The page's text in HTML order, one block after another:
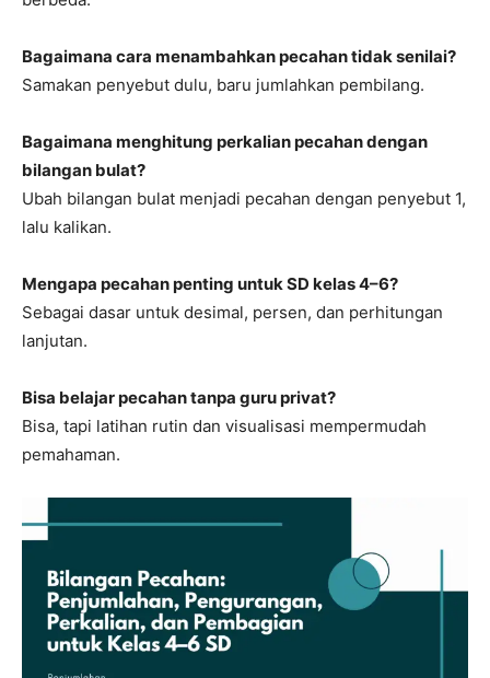
Bagaimana cara menambahkan pecahan tidak senilai?
Samakan penyebut dulu, baru jumlahkan pembilang.
Bagaimana menghitung perkalian pecahan dengan
bilangan bulat?
Ubah bilangan bulat menjadi pecahan dengan penyebut 1,
lalu kalikan.
Mengapa pecahan penting untuk SD kelas 4–6?
Sebagai dasar untuk desimal, persen, dan perhitungan
lanjutan.
Bisa belajar pecahan tanpa guru privat?
Bisa, tapi latihan rutin dan visualisasi mempermudah
pemahaman.